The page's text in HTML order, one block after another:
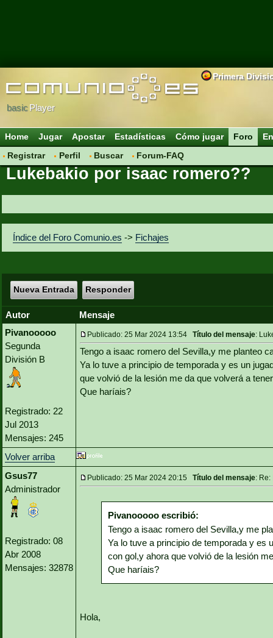
Primera
basicPlayer
Home Jugar Apostar Estadísticas Cómo jugar
Foro
Registrar
Perfil Buscar Forum-FAQ
Lukebakio por isaac romero??
Índice del Foro Comunio.es -> Fichajes
Nueva Entrada Responder
Autor
Mensaje
Pivanooooo
Segunda
División B
Registrado: 22
Jul 2013
Mensajes: 245
Publicado: 25 Mar 2024 13:54 Título del mensaje:
Tengo a isaac romero del Sevilla,y me planteo
Ya lo tuve a principio de temporada y es un
que volvió de la lesión me da que volverá a
Que haríais?
Volver arriba
Gsus77
Administrador
Registrado: 08
Abr 2008
Mensajes: 32878
Publicado: 25 Mar 2024 20:15 Título del mensaje:
Pivanooooo escribió:
Tengo a isaac romero del Sevilla,y me
Ya lo tuve a principio de temporada y es
con gol,y ahora que volvió de la lesión
Que haríais?
Hola,